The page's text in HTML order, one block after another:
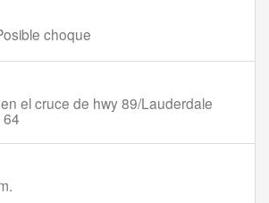
choque
en el cruce de hwy 89/Lauderdale